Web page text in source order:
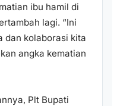
ibu hamil di
lagi. “Ini
dan kolaborasi kita
angka kematian
Plt Bupati